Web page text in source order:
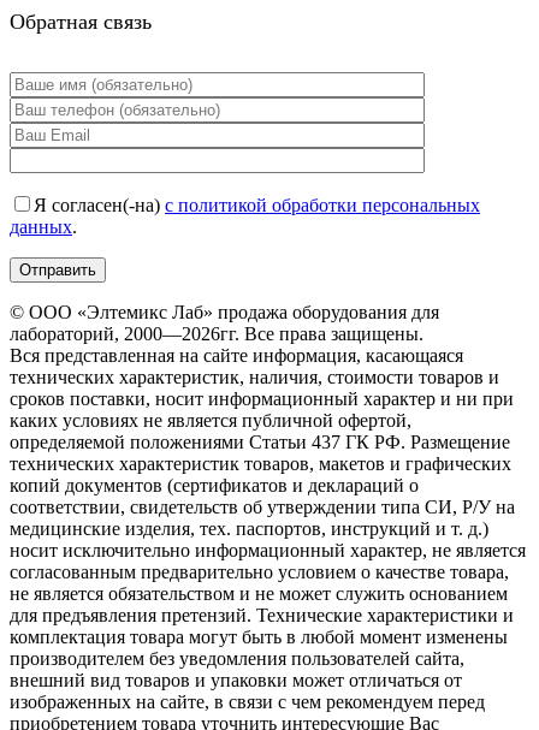
Обратная связь
Я согласен(-на) с политикой обработки персональных
данных.
© ООО «Элтемикс Лаб» продажа оборудования для
лабораторий, 2000—2026гг. Все права защищены.
Вся представленная на сайте информация, касающаяся
технических характеристик, наличия, стоимости товаров и
сроков поставки, носит информационный характер и ни при
каких условиях не является публичной офертой,
определяемой положениями Статьи 437 ГК РФ. Размещение
технических характеристик товаров, макетов и графических
копий документов (сертификатов и деклараций о
соответствии, свидетельств об утверждении типа СИ, Р/У на
медицинские изделия, тех. паспортов, инструкций и т. д.)
носит исключительно информационный характер, не является
согласованным предварительно условием о качестве товара,
не является обязательством и не может служить основанием
для предъявления претензий. Технические характеристики и
комплектация товара могут быть в любой момент изменены
производителем без уведомления пользователей сайта,
внешний вид товаров и упаковки может отличаться от
изображенных на сайте, в связи с чем рекомендуем перед
приобретением товара уточнить интересующие Вас